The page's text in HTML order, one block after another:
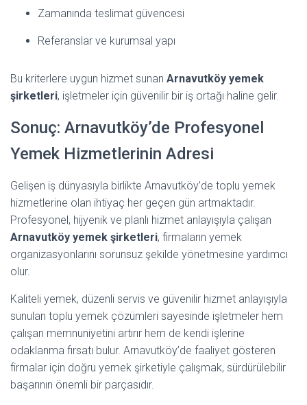
Zamanında teslimat güvencesi
Referanslar ve kurumsal yapı
Bu kriterlere uygun hizmet sunan Arnavutköy yemek
şirketleri, işletmeler için güvenilir bir iş ortağı haline gelir.
Sonuç: Arnavutköy’de Profesyonel
Yemek Hizmetlerinin Adresi
Gelişen iş dünyasıyla birlikte Arnavutköy’de toplu yemek
hizmetlerine olan ihtiyaç her geçen gün artmaktadır.
Profesyonel, hijyenik ve planlı hizmet anlayışıyla çalışan
Arnavutköy yemek şirketleri, firmaların yemek
organizasyonlarını sorunsuz şekilde yönetmesine yardımcı
olur.
Kaliteli yemek, düzenli servis ve güvenilir hizmet anlayışıyla
sunulan toplu yemek çözümleri sayesinde işletmeler hem
çalışan memnuniyetini artırır hem de kendi işlerine
odaklanma fırsatı bulur. Arnavutköy’de faaliyet gösteren
firmalar için doğru yemek şirketiyle çalışmak, sürdürülebilir
başarının önemli bir parçasıdır.